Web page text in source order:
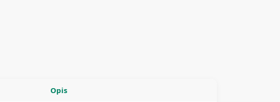
Opis